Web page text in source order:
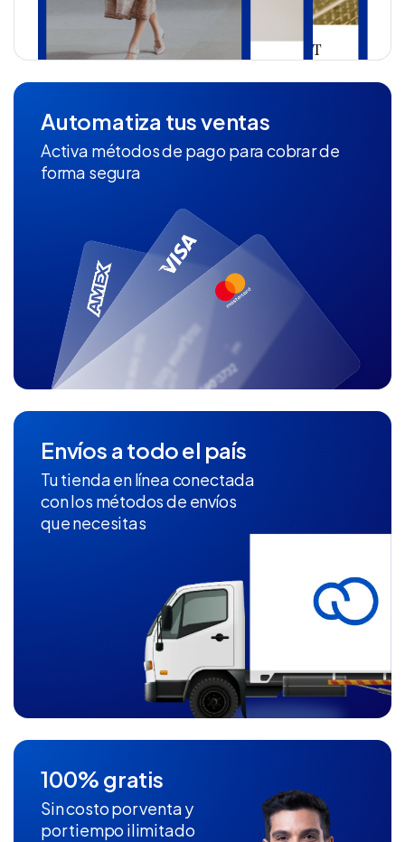
Automatiza tus ventas
Activa métodos de pago para cobrar de
forma segura
Envíos a todo el país
Tu tienda en línea conectada
con los métodos de envíos
que necesitas
100% gratis
Sin costo por venta y
por tiempo ilimitado